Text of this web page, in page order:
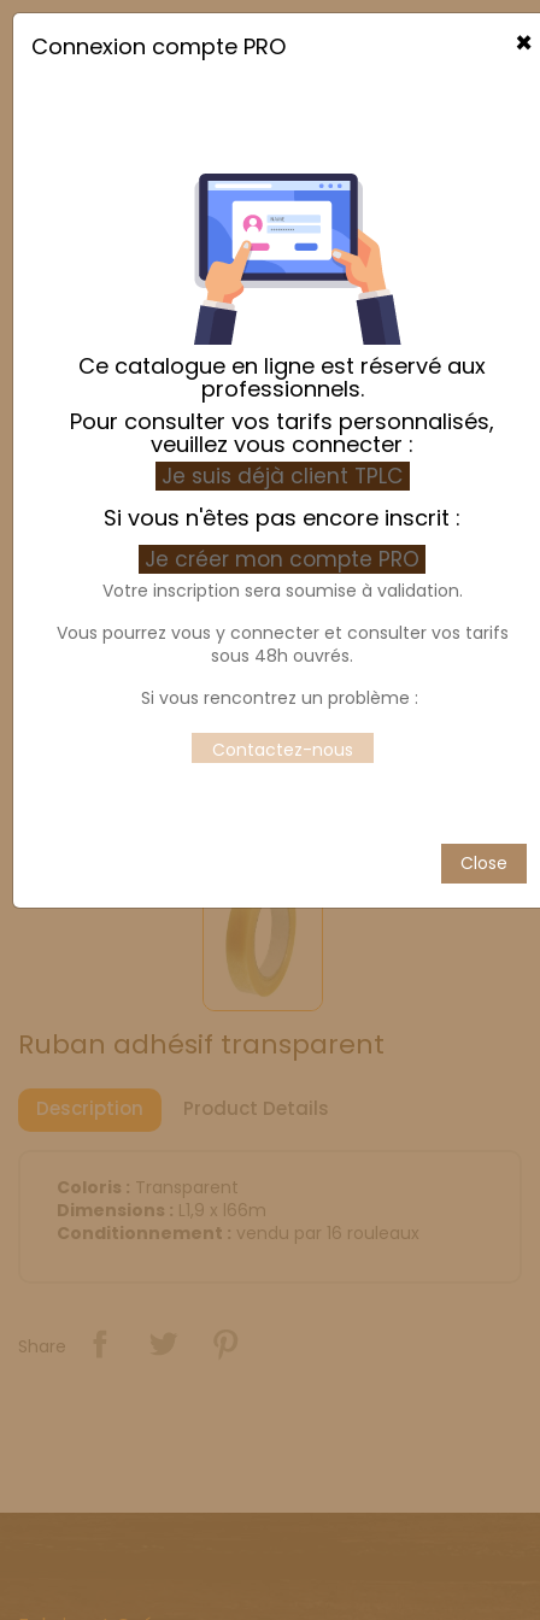

Ruban adhésif transparent
Description Product Details
Coloris : Transparent
Dimensions : L1,9 x l66m
Conditionnement : vendu par 16 rouleaux
Share
×
Connexion compte PRO
Ce catalogue en ligne est réservé aux
professionnels.
Pour consulter vos tarifs personnalisés,
veuillez vous connecter :
Je suis déjà client TPLC
Si vous n'êtes pas encore inscrit :
Je créer mon compte PRO
Votre inscription sera soumise à validation.
Vous pourrez vous y connecter et consulter vos tarifs
sous 48h ouvrés.
Si vous rencontrez un problème :
Contactez-nous
Close